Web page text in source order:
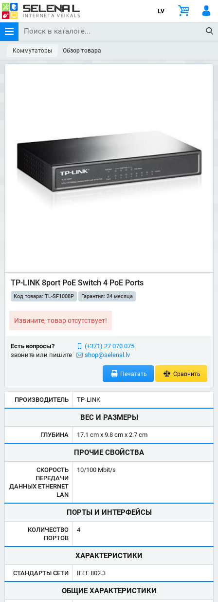
LV
Коммутаторы Обзор товара
TP-LINK 8port PoE Switch 4 PoE Ports
Код товара: TL-SF1008P Гарантия: 24 месяца
Извините, товар отсутствует!
Есть вопросы?
звоните или пишите
(+371) 27 070 075
shop@selenal.lv
Печатать Сравнить
ПРОИЗВОДИТЕЛЬ TP-LINK
ВЕС И РАЗМЕРЫ
ГЛУБИНА 17.1 cm x 9.8 cm x 2.7 cm
ПРОЧИЕ СВОЙСТВА
СКОРОСТЬ
ПЕРЕДАЧИ
ДАННЫХ ETHERNET
LAN
10/100 Mbit/s
ПОРТЫ И ИНТЕРФЕЙСЫ
КОЛИЧЕСТВО
ПОРТОВ
4
ХАРАКТЕРИСТИКИ
СТАНДАРТЫ СЕТИ IEEE 802.3
ОБЩИЕ ХАРАКТЕРИСТИКИ